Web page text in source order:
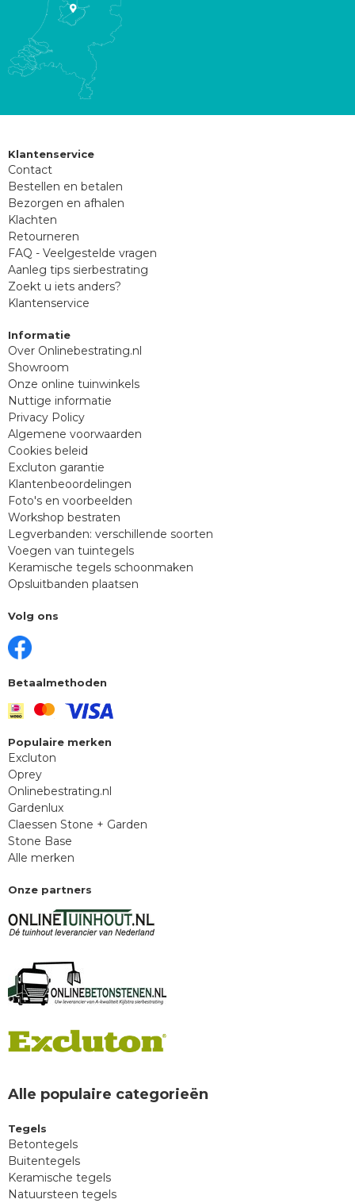
Klantenservice
Contact
Bestellen en betalen
Bezorgen en afhalen
Klachten
Retourneren
FAQ - Veelgestelde vragen
Aanleg tips sierbestrating
Zoekt u iets anders?
Klantenservice
Informatie
Over Onlinebestrating.nl
Showroom
Onze online tuinwinkels
Nuttige informatie
Privacy Policy
Algemene voorwaarden
Cookies beleid
Excluton garantie
Klantenbeoordelingen
Foto's en voorbeelden
Workshop bestraten
Legverbanden: verschillende soorten
Voegen van tuintegels
Keramische tegels schoonmaken
Opsluitbanden plaatsen
Volg ons
Betaalmethoden
Populaire merken
Excluton
Oprey
Onlinebestrating.nl
Gardenlux
Claessen Stone + Garden
Stone Base
Alle merken
Onze partners
Alle populaire categorieën
Tegels
Betontegels
Buitentegels
Keramische tegels
Natuursteen tegels